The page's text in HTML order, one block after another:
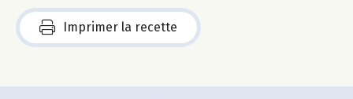
Imprimer la recette